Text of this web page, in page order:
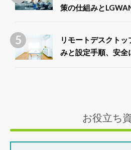
策の仕組みと
リモートデスクト
みと設定手順、安全
お役立ち